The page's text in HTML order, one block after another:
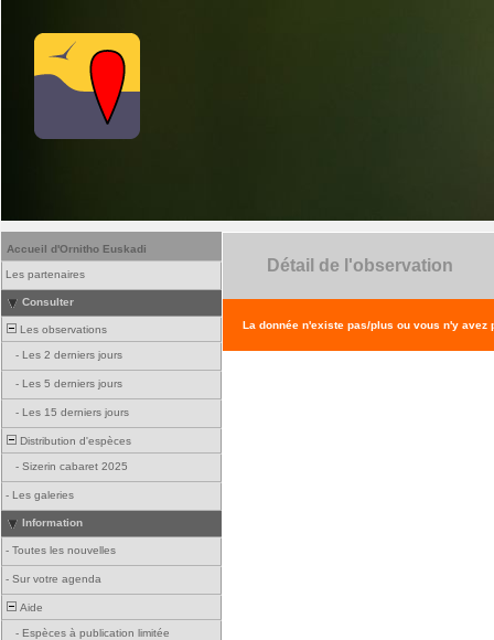
Accueil d'Ornitho Euskadi
Les partenaires
Consulter
Les observations
- Les 2 derniers jours
- Les 5 derniers jours
- Les 15 derniers jours
Distribution d'espèces
- Sizerin cabaret 2025
- Les galeries
Information
- Toutes les nouvelles
- Sur votre agenda
Aide
- Espèces à publication limitée
Détail de l'observation
La donnée n'existe pas/plus ou vous n'y avez